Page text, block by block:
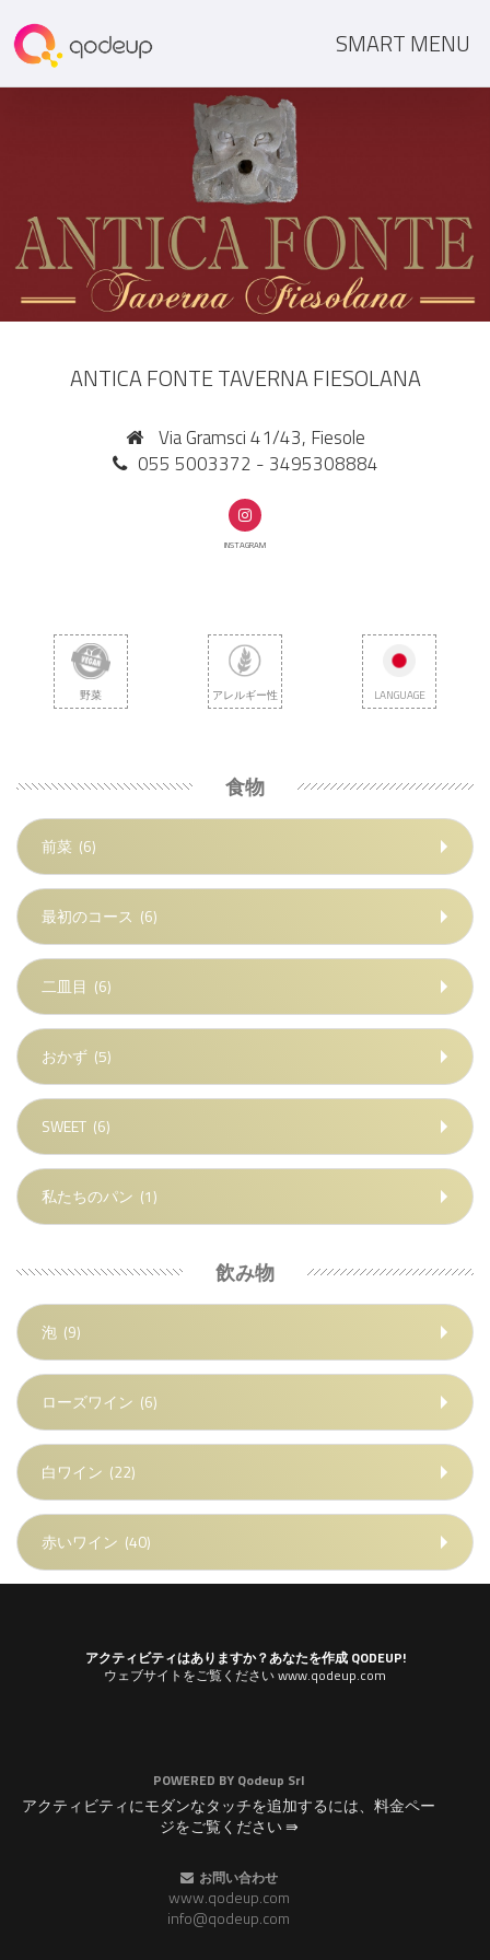
SMART MENU
ANTICA FONTE TAVERNA FIESOLANA
Via Gramsci 41/43, Fiesole
055 5003372 - 3495308884
INSTAGRAM
野菜 アレルギー性 LANGUAGE
食物
前菜 (6)
最初のコース (6)
二皿目 (6)
おかず (5)
SWEET (6)
私たちのパン (1)
飲み物
泡 (9)
ローズワイン (6)
白ワイン (22)
赤いワイン (40)
アクティビティはありますか？あなたを作成 QODEUP!
ウェブサイトをご覧ください www.qodeup.com
POWERED BY Qodeup Srl
アクティビティにモダンなタッチを追加するには、料金ペー
ジをご覧ください ⇛
お問い合わせ
www.qodeup.com
info@qodeup.com